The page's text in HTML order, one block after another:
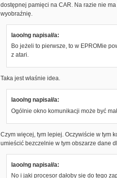
dostępnej pamięci na CAR. Na razie nie
wyobraźnię.
laoo/ng napisał/a:
Bo jeżeli to pierwsze, to w EPROMie
z atari.
Taka jest właśnie idea.
laoo/ng napisał/a:
Ogólnie okno komunikacji może być
Czym więcej, tym lepiej. Oczywiście w tym
umieścić bezczelnie w tym obszarze dane
laoo/ng napisał/a:
No i jaki procesor dałoby się do tego